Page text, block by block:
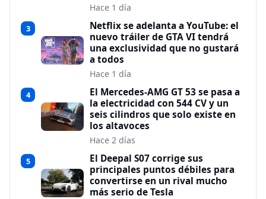
Hace 1 día
3
Netflix se adelanta a YouTube: el
nuevo tráiler de GTA VI tendrá
una exclusividad que no gustará
a todos
Hace 1 día
4
El Mercedes-AMG GT 53 se pasa a
la electricidad con 544 CV y un
seis cilindros que solo existe en
los altavoces
Hace 2 días
5
El Deepal S07 corrige sus
principales puntos débiles para
convertirse en un rival mucho
más serio de Tesla